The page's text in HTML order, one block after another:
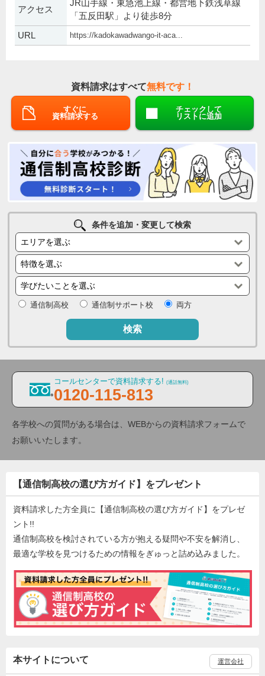
アクセス
JR山手線・東急池上線・都営地下鉄浅草線
「五反田駅」より徒歩8分
URL
https://kadokawadwango-it-aca...
資料請求はすべて無料です！
すぐに
資料請求する
チェックして
リストに追加
条件を追加・変更して検索
通信制高校 通信制サポート校 両方
検索
コールセンターで資料請求する! (通話無料)
0120-115-813
各学校への質問がある場合は、WEBからの資料請求フォームで
お願いいたします。
【通信制高校の選び方ガイド】をプレゼント
資料請求した方全員に【通信制高校の選び方ガイド】をプレゼ
ント!!
通信制高校を検討されている方が抱える疑問や不安を解消し、
最適な学校を見つけるための情報をぎゅっと詰め込みました。
本サイトについて 運営会社